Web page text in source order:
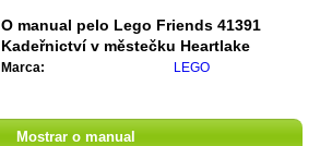
O manual pelo Lego Friends 41391
Kadeřnictví v městečku Heartlake
Marca: LEGO
Mostrar o manual